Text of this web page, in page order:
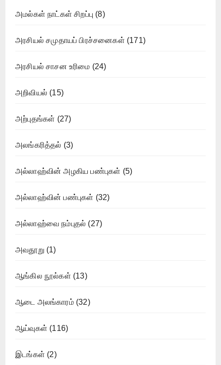
அமல்கள் நாட்கள் சிறப்பு (8)
அரசியல் சமுதாயப் பிரச்சனைகள் (171)
அரசியல் சாசன உரிமை (24)
அறிவியல் (15)
அற்புதங்கள் (27)
அலங்கரித்தல் (3)
அல்லாஹ்வின் அழகிய பண்புகள் (5)
அல்லாஹ்வின் பண்புகள் (32)
அல்லாஹ்வை நம்புதல் (27)
அவதூறு (1)
ஆங்கில நூல்கள் (13)
ஆடை அலங்காரம்(32)
ஆய்வுகள் (116)
இடங்கள் (2)